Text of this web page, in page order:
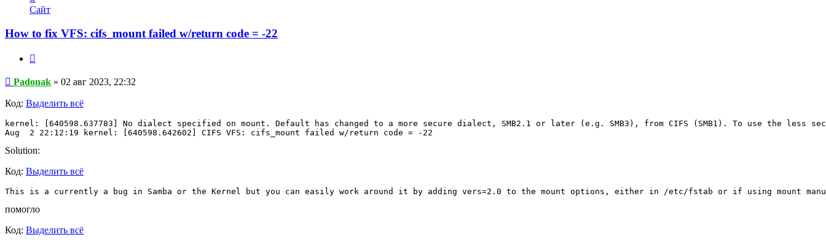
информация
пользователя
Padonak
Сайт
How to fix VFS: cifs_mount failed w/return code = -22
Сообщение
Padonak » 02 авг 2023, 22:32
Код: Выделить всё
kernel: [640598.637783] No dialect specified on mount. Default has changed to a more secure dialect, SMB2.1 or later (e.g. SMB3), from CIFS (SMB1). To use the less
Solution:
Код: Выделить всё
This is a currently a bug in Samba or the Kernel but you can easily work around it by adding vers=2.0 to the mount options, either in /etc/fstab or if using mount
помогло
Код: Выделить всё